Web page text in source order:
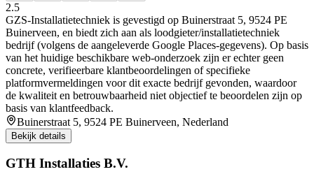
2.5
GZS-Installatietechniek is gevestigd op Buinerstraat 5, 9524 PE
Buinerveen, en biedt zich aan als loodgieter/installatietechniek
bedrijf (volgens de aangeleverde Google Places-gegevens). Op basis
van het huidige beschikbare web-onderzoek zijn er echter geen
concrete, verifieerbare klantbeoordelingen of specifieke
platformvermeldingen voor dit exacte bedrijf gevonden, waardoor
de kwaliteit en betrouwbaarheid niet objectief te beoordelen zijn op
basis van klantfeedback.
Buinerstraat 5, 9524 PE Buinerveen, Nederland
Bekijk details
GTH Installaties B.V.